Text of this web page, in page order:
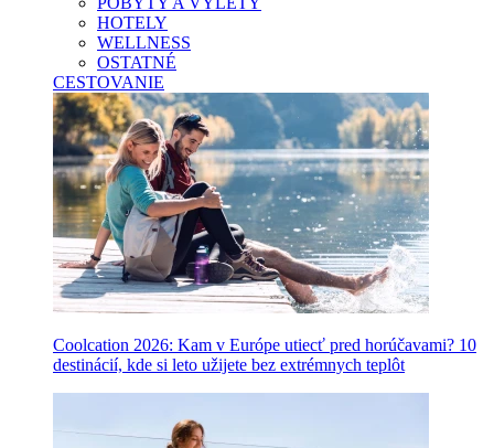
HOTELY
WELLNESS
OSTATNÉ
CESTOVANIE
Coolcation 2026: Kam v Európe utiecť pred horúčavami? 10
destinácií, kde si leto užijete bez extrémnych teplôt